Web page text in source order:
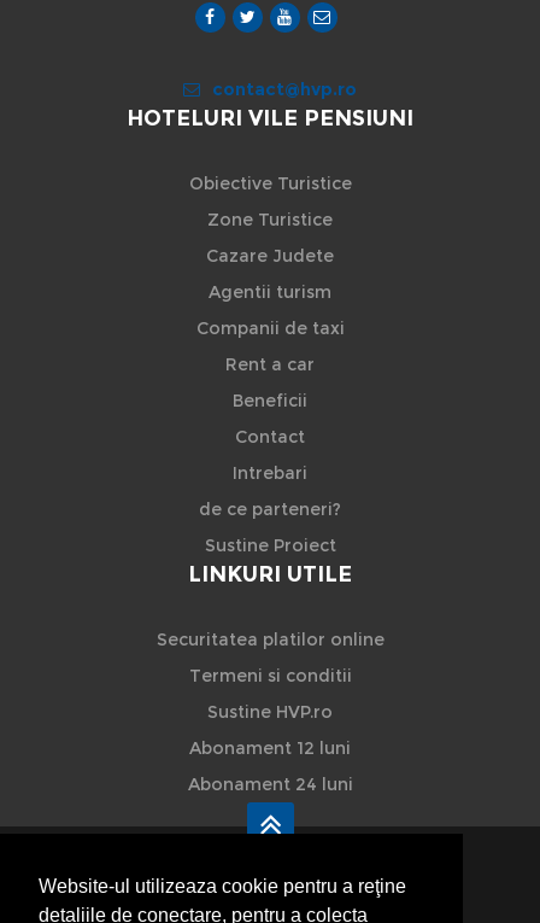
Website-ul utilizeaza cookie pentru a reţine
detaliile de conectare, pentru a colecta
contact@hvp.ro
HOTELURI VILE PENSIUNI
Obiective Turistice
Zone Turistice
Cazare Judete
Agentii turism
Companii de taxi
Rent a car
Beneficii
Contact
Intrebari
de ce parteneri?
Sustine Proiect
LINKURI UTILE
Securitatea platilor online
Termeni si conditii
Sustine HVP.ro
Abonament 12 luni
Abonament 24 luni
HVP - Hoteluri Vile Pensiuni